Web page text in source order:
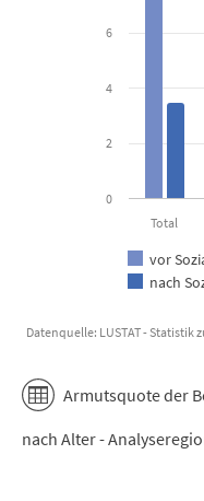
The chart has 1 Y axis
vor
nach
Total
0
2
4
6
Datenquelle: LUSTAT -
Armutsquote der
nach Alter -